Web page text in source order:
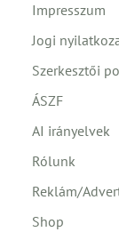
Impresszum
Jogi
Szerkesztői
ÁSZF
AI irányelvek
Rólunk
Reklám/
Shop